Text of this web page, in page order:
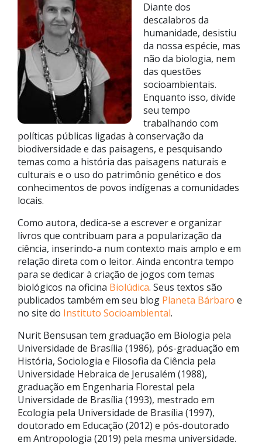
Diante dos
descalabros da
humanidade, desistiu
da nossa espécie, mas
não da biologia, nem
das questões
socioambientais.
Enquanto isso, divide
seu tempo
trabalhando com
políticas públicas ligadas à conservação da
biodiversidade e das paisagens, e pesquisando
temas como a história das paisagens naturais e
culturais e o uso do patrimônio genético e dos
conhecimentos de povos indígenas a comunidades
locais.
Como autora, dedica-se a escrever e organizar
livros que contribuam para a popularização da
ciência, inserindo-a num contexto mais amplo e em
relação direta com o leitor. Ainda encontra tempo
para se dedicar à criação de jogos com temas
biológicos na oficina Biolúdica. Seus textos são
publicados também em seu blog Planeta Bárbaro e
no site do Instituto Socioambiental.
Nurit Bensusan tem graduação em Biologia pela
Universidade de Brasília (1986), pós-graduação em
História, Sociologia e Filosofia da Ciência pela
Universidade Hebraica de Jerusalém (1988),
graduação em Engenharia Florestal pela
Universidade de Brasília (1993), mestrado em
Ecologia pela Universidade de Brasília (1997),
doutorado em Educação (2012) e pós-doutorado
em Antropologia (2019) pela mesma universidade.